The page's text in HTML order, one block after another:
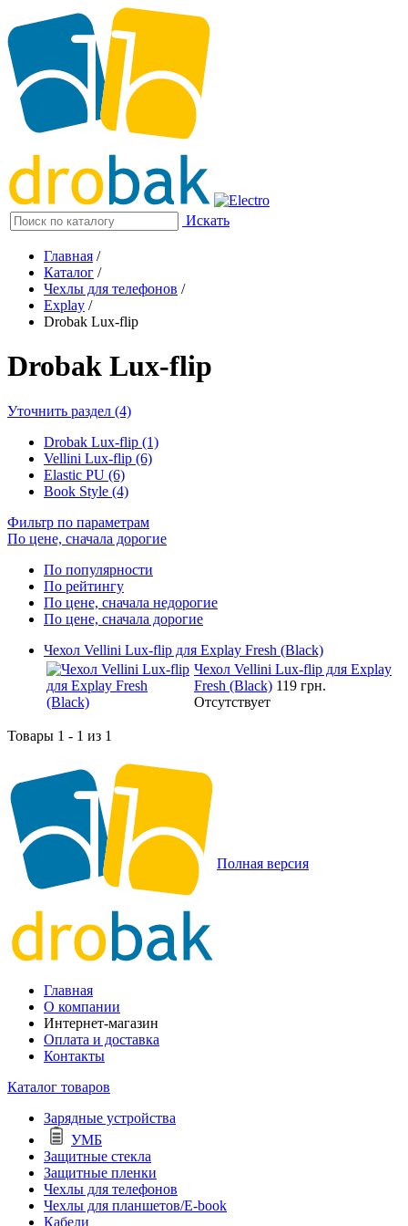
Искать
Главная /
Каталог /
Чехлы для телефонов /
Explay /
Drobak Lux-flip
Drobak Lux-flip
Уточнить раздел (4)
Drobak Lux-flip (1)
Vellini Lux-flip (6)
Elastic PU (6)
Book Style (4)
Фильтр по параметрам
По цене, сначала дорогие
По популярности
По рейтингу
По цене, сначала недорогие
По цене, сначала дорогие
Чехол Vellini Lux-flip для Explay Fresh (Black)
Чехол Vellini Lux-flip для Explay
Fresh (Black) 119 грн.
Отсутствует
Товары 1 - 1 из 1
Полная версия
Главная
О компании
Интернет-магазин
Оплата и доставка
Контакты
Каталог товаров
Зарядные устройства
УМБ
Защитные стекла
Защитные пленки
Чехлы для телефонов
Чехлы для планшетов/E-book
Кабели